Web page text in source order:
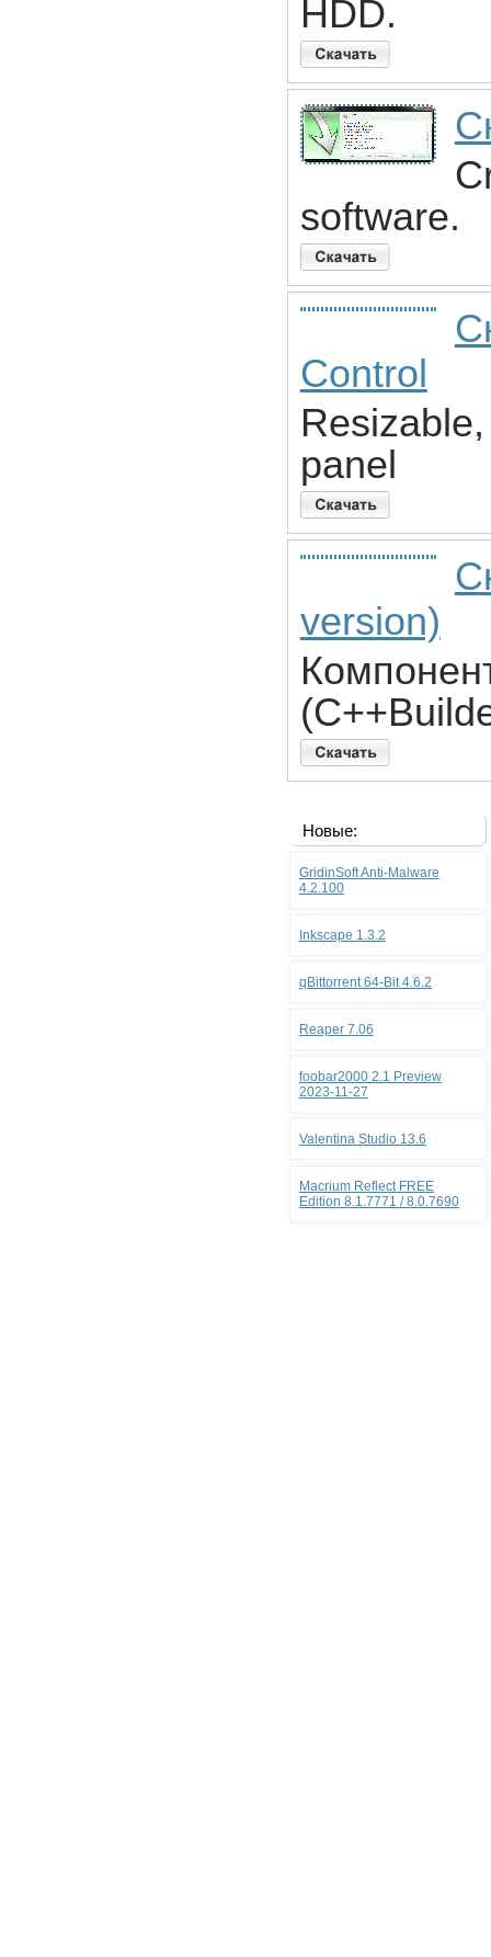
HDD.
software.
Control
panel
version)
Новые:
GridinSoft Anti-Malware
4.2.100
Inkscape 1.3.2
qBittorrent 64-Bit 4.6.2
Reaper 7.06
foobar2000 2.1 Preview
2023-11-27
Valentina Studio 13.6
Macrium Reflect FREE
Edition 8.1.7771 / 8.0.7690